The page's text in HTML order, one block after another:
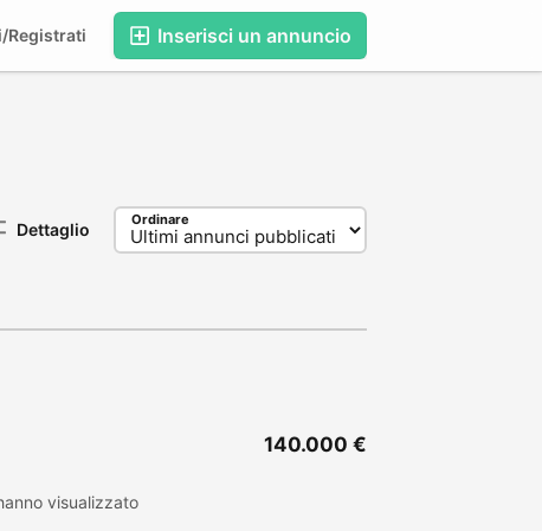
Inserisci un annuncio
Registrati
Dettaglio Ordinare
visualizzato
140.000 €